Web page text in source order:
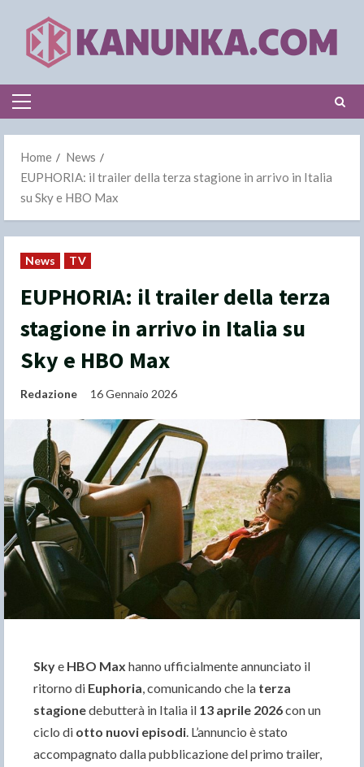
content
Primary
Home
News
EUPHORIA: il trailer della terza stagione in arrivo in Italia
su Sky e HBO Max
News TV
EUPHORIA: il trailer della terza
stagione in arrivo in Italia su
Sky e HBO Max
Redazione 16 Gennaio 2026
Skye HBO Max hanno ufficialmente annunciato il
ritorno di Euphoria, comunicando che la terza
stagionedebutterà in Italia il 13 aprile 2026con un
ciclo di otto nuovi episodi. L’annuncio è stato
accompagnato dalla pubblicazione del primo trailer,